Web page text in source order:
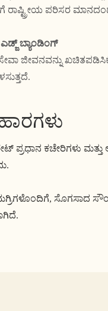
ಪರಿಸರ
ಬ್ಯಾಂಡಿಂಗ್
ಜೀವನವನ್ನು
ಪ್ರಧಾನ ಕಚೇರಿಗಳು ಮತ್ತು
ಸೊಗಸಾದ